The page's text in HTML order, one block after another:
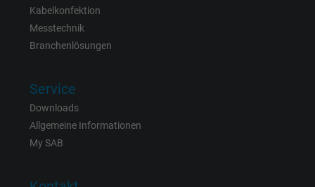
Name
bkdwCNfVtWgQ67qT8AM,49021628980,
Anbieter
Kabelkonfektion
Messtechnik
Branchenlösungen
Service
Downloads
Allgemeine Informationen
My SAB